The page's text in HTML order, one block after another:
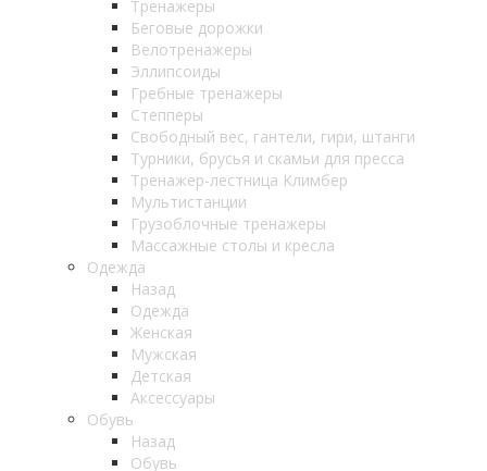
Тренажеры
Беговые дорожки
Велотренажеры
Эллипсоиды
Гребные тренажеры
Степперы
Свободный вес, гантели, гири, штанги
Турники, брусья и скамьи для пресса
Тренажер-лестница Климбер
Мультистанции
Грузоблочные тренажеры
Массажные столы и кресла
Одежда
Назад
Одежда
Женская
Мужская
Детская
Аксессуары
Обувь
Назад
Обувь